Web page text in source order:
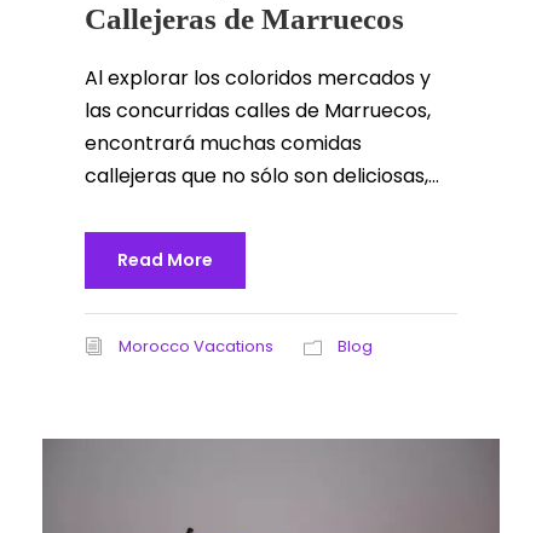
Callejeras de Marruecos
Al explorar los coloridos mercados y
las concurridas calles de Marruecos,
encontrará muchas comidas
callejeras que no sólo son deliciosas,...
Read More
Morocco Vacations Blog